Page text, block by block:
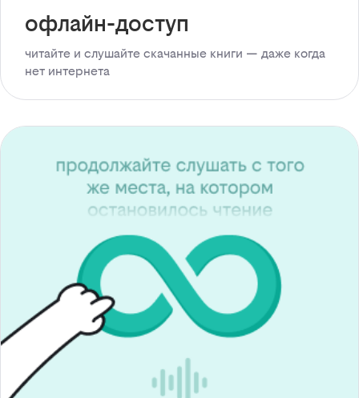
офлайн-доступ
читайте и слушайте скачанные книги — даже когда
нет интернета